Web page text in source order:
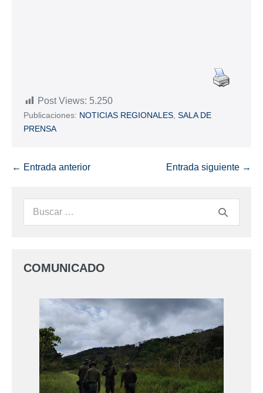
Post Views: 5.250
Publicaciones: NOTICIAS REGIONALES SALA DE
PRENSA
← Entrada anterior Entrada siguiente →
COMUNICADO